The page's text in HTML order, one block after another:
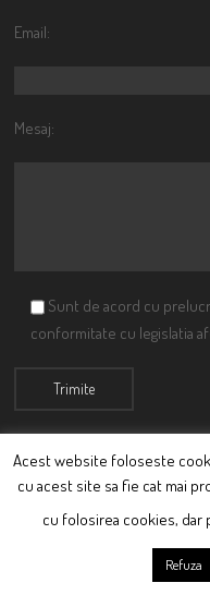
Email:
Mesaj:
Sunt de acord cu
conformitate cu legislatia
© Ciutacu 2015
Acest website foloseste
cu acest site sa fie cat mai
cu folosirea cookies, dar
Refuza